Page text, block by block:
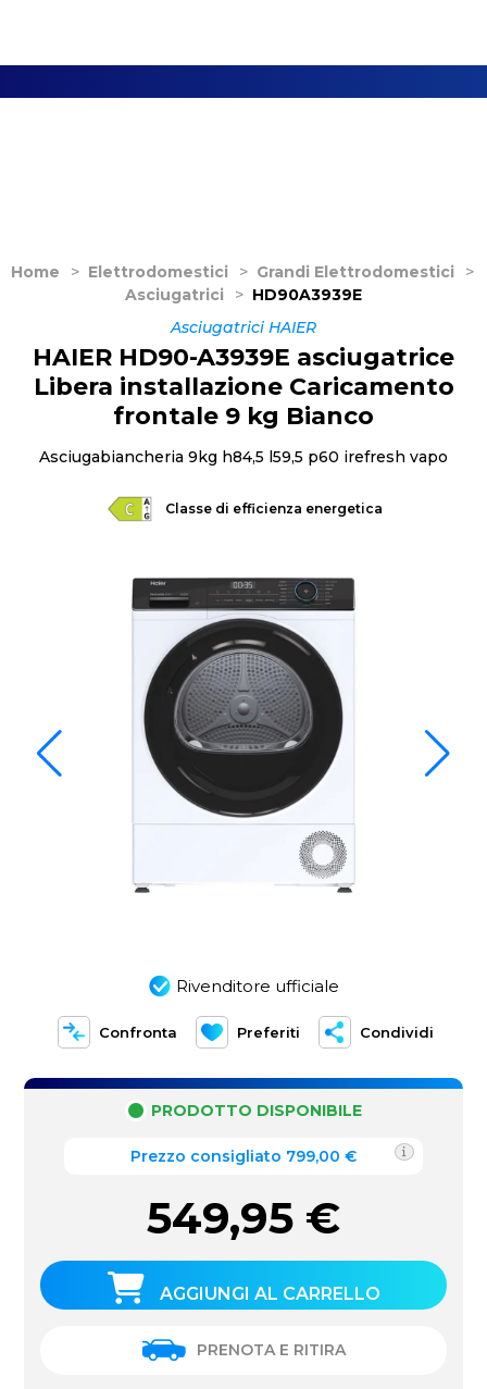
Home > Elettrodomestici > Grandi Elettrodomestici
>
Asciugatrici
> HD90A3939E
Asciugatrici HAIER
Classe di efficienza energetica
Rivenditore ufficiale
Confronta Preferiti Condividi
HAIER HD90-A3939E asciugatrice
Libera installazione Caricamento
frontale 9 kg Bianco
Asciugabiancheria 9kg h84,5 l59,5 p60 irefresh vapo
PRODOTTO DISPONIBILE
Prezzo consigliato 799,00 €
549,95 €
AGGIUNGI AL CARRELLO
PRENOTA E RITIRA